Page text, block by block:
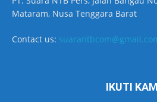
Mataram, Nusa Tenggara Barat
Contact us:
IKUTI